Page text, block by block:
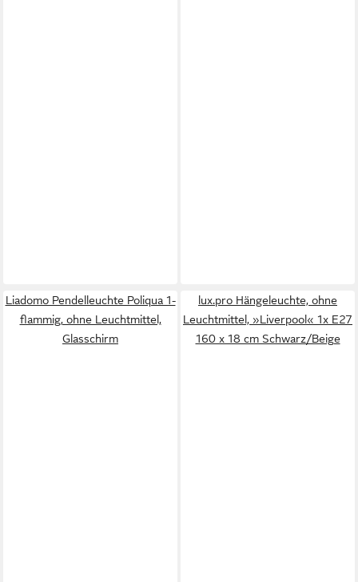
Liadomo Pendelleuchte Poliqua 1-
flammig, ohne Leuchtmittel,
Glasschirm
lux.pro Hängeleuchte, ohne
Leuchtmittel, »Liverpool« 1x E27
160 x 18 cm Schwarz/Beige